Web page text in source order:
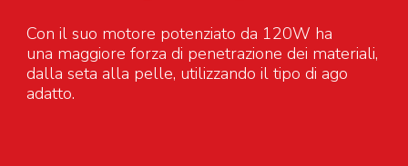
Con il suo motore potenziato da 120W ha
una maggiore forza di penetrazione dei materiali,
dalla seta alla pelle, utilizzando il tipo di ago
adatto.